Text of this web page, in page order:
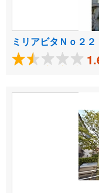
ミリアビタＮｏ２２